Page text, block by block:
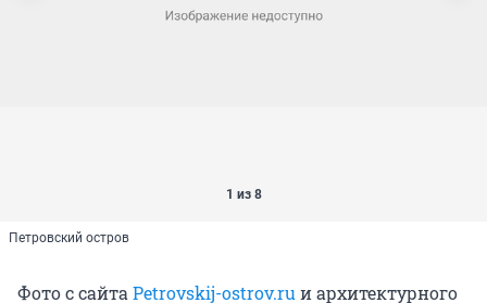
1 из 8
Петровский остров
Фото с сайта Petrovskij-ostrov.ru и архитектурного